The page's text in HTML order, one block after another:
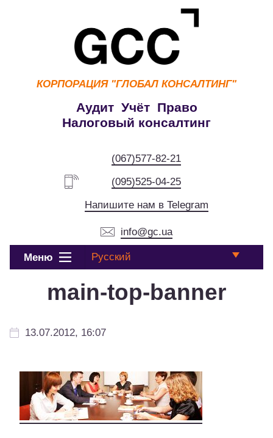
КОРПОРАЦИЯ "ГЛОБАЛ КОНСАЛТИНГ"
Аудит Учёт Право
Налоговый консалтинг
(067)577-82-21
(095)525-04-25
Напишите нам в Telegram
info@gc.ua
Меню Русский
main-top-banner
13.07.2012, 16:07